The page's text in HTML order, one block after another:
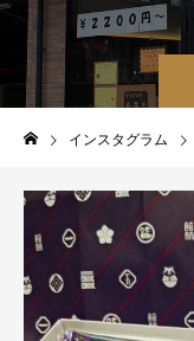
インスタグラム